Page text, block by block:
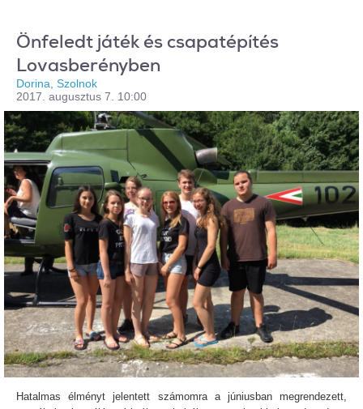
Önfeledt játék és csapatépítés
Lovasberényben
Dorina, Szolnok
2017. augusztus 7. 10:00
Hatalmas élményt jelentett számomra a júniusban megrendezett,